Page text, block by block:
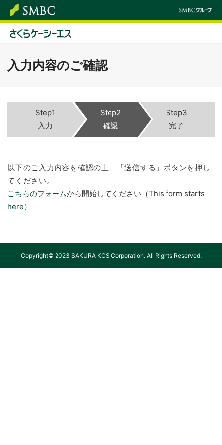
入力内容のご確認
Step1
入力
Step2
確認
Step3
完了
以下のご入力内容を確認の上、「送信する」ボタンを押し
てください。
こちらのフォームから開始してください（This form starts
here）
Copyright© 2023 SAKURA KCS Corporation. All Rights Reserved.